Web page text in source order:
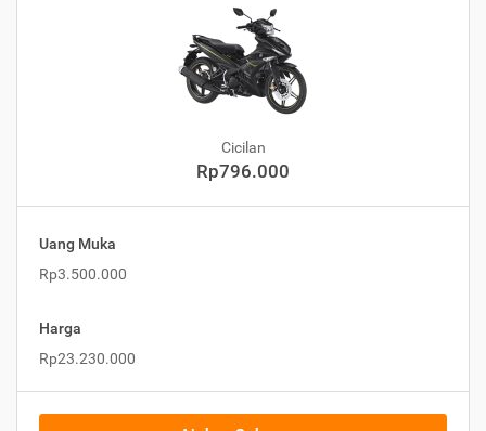
Cicilan
Rp796.000
Uang Muka
Rp3.500.000
Harga
Rp23.230.000